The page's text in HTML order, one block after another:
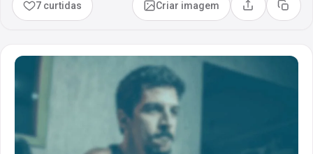
7 curtidas Criar imagem Compartilhar
Copiar